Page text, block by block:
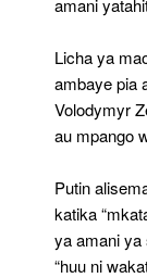
amani
Licha ya
ambaye pia
Volodymyr
au mpango
Putin
katika
ya amani ya
“huu ni